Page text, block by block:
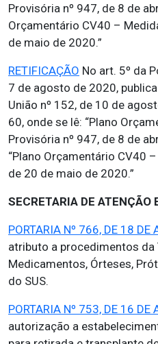
Provisória nº 947, de 8 de
Orçamentário CV40 –
de maio de 2020.”
RETIFICAÇÃO No art. 5º da
7 de agosto de 2020,
União nº 152, de 10 de
60, onde se lê: “Plano
Provisória nº 947, de 8 de
“Plano Orçamentário CV40
de 20 de maio de 2020.”
SECRETARIA DE ATENÇÃO
PORTARIA Nº 766, DE 18
atributo a procedimentos da
Medicamentos, Órteses,
do SUS.
PORTARIA Nº 753, DE 16 DE
autorização a